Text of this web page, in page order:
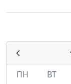
ПН
ВТ